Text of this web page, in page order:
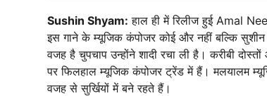
Sushin Shyam: हाल ही में रिलीज हुई Amal
इस गाने के म्यूजिक कंपोजर कोई और नहीं बल्कि
वजह है चुपचाप उन्होंने शादी रचा ली है। करीबी
पर फिलहाल म्यूजिक कंपोजर ट्रेंड में हैं। मलयालम
वजह से सुर्खियों में बने रहते हैं।